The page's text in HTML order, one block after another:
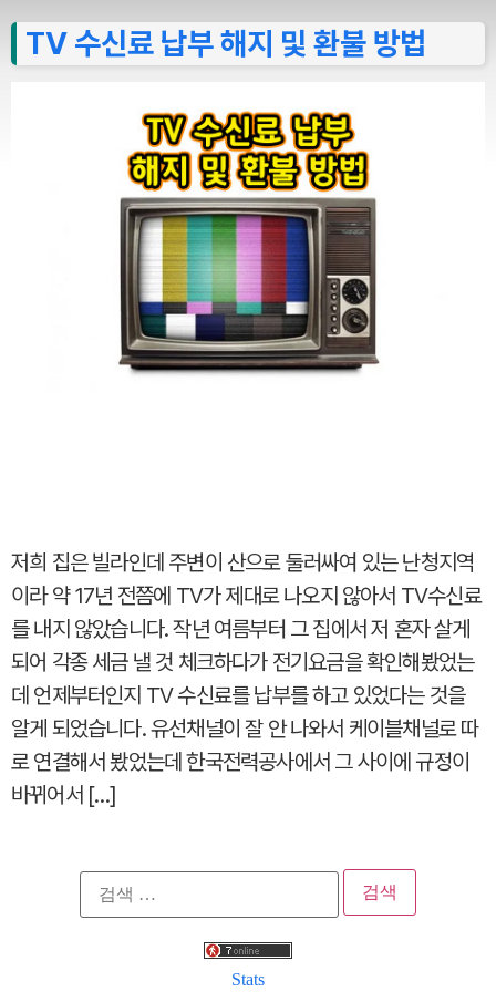
TV 수신료 납부 해지 및 환불 방법
저희 집은 빌라인데 주변이 산으로 둘러싸여 있는 난청지역
이라 약 17년 전쯤에 TV가 제대로 나오지 않아서 TV수신료
를 내지 않았습니다. 작년 여름부터 그 집에서 저 혼자 살게
되어 각종 세금 낼 것 체크하다가 전기요금을 확인해봤었는
데 언제부터인지 TV 수신료를 납부를 하고 있었다는 것을
알게 되었습니다. 유선채널이 잘 안 나와서 케이블채널로 따
로 연결해서 봤었는데 한국전력공사에서 그 사이에 규정이
바뀌어서 […]
검
색:
Stats